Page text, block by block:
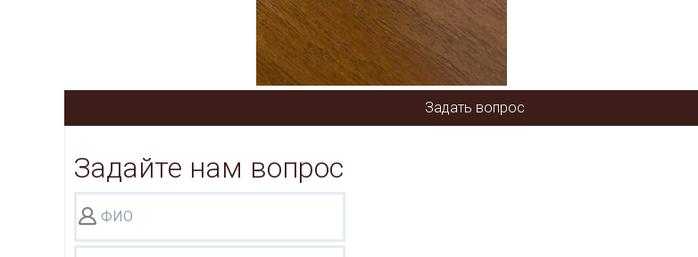
Задать вопрос
Задайте нам вопрос
ФИО